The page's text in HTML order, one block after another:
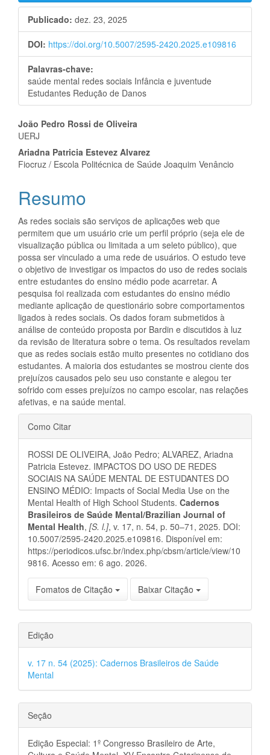
Publicado: dez. 23, 2025
DOI: https://doi.org/10.5007/2595-2420.2025.e109816
Palavras-chave:
saúde mental redes sociais Infância e juventude
Estudantes Redução de Danos
Conteúdo
do
artigo
principal
João Pedro Rossi de Oliveira
UERJ
Ariadna Patricia Estevez Alvarez
Fiocruz / Escola Politécnica de Saúde Joaquim Venâncio
Resumo
As redes sociais são serviços de aplicações web que
permitem que um usuário crie um perfil próprio (seja ele de
visualização pública ou limitada a um seleto público), que
possa ser vinculado a uma rede de usuários. O estudo teve
o objetivo de investigar os impactos do uso de redes sociais
entre estudantes do ensino médio pode acarretar. A
pesquisa foi realizada com estudantes do ensino médio
mediante aplicação de questionário sobre comportamentos
ligados à redes sociais. Os dados foram submetidos à
análise de conteúdo proposta por Bardin e discutidos à luz
da revisão de literatura sobre o tema. Os resultados revelam
que as redes sociais estão muito presentes no cotidiano dos
estudantes. A maioria dos estudantes se mostrou ciente dos
prejuízos causados pelo seu uso constante e alegou ter
sofrido com esses prejuízos no campo escolar, nas relações
afetivas, e na saúde mental.
Detalhes
do
artigo
Como Citar
ROSSI DE OLIVEIRA, João Pedro; ALVAREZ, Ariadna
Patricia Estevez. IMPACTOS DO USO DE REDES
SOCIAIS NA SAÚDE MENTAL DE ESTUDANTES DO
ENSINO MÉDIO: Impacts of Social Media Use on the
Mental Health of High School Students. Cadernos
Brasileiros de Saúde Mental/Brazilian Journal of
Mental Health, [S. l.], v. 17, n. 54, p. 50–71, 2025. DOI:
10.5007/2595-2420.2025.e109816. Disponível em:
https://periodicos.ufsc.br/index.php/cbsm/article/view/10
9816. Acesso em: 6 ago. 2026.
Fomatos de Citação Baixar Citação
Edição
v. 17 n. 54 (2025): Cadernos Brasileiros de Saúde
Mental
Seção
Edição Especial: 1º Congresso Brasileiro de Arte,